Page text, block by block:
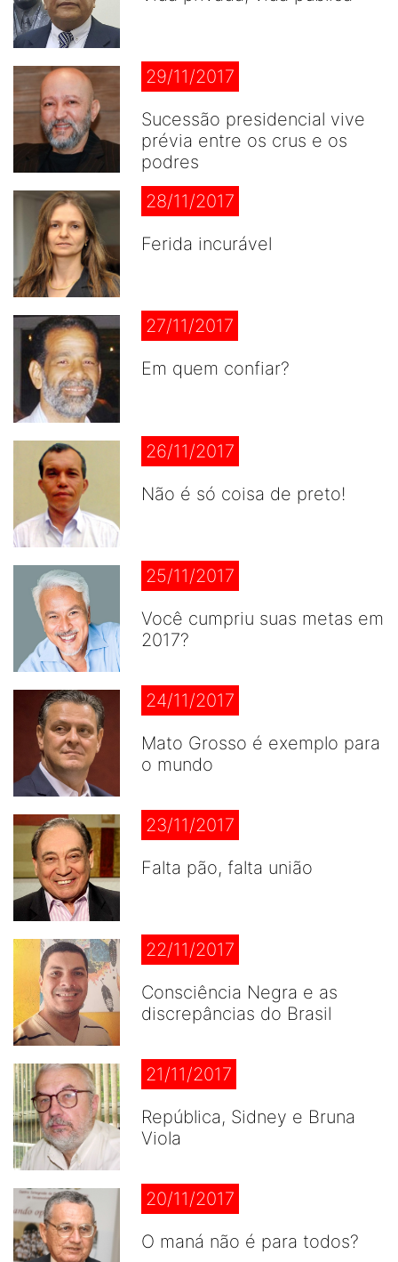
29/11/2017
Sucessão presidencial vive
prévia entre os crus e os
podres
28/11/2017
Ferida incurável
27/11/2017
Em quem confiar?
26/11/2017
Não é só coisa de preto!
25/11/2017
Você cumpriu suas metas em
2017?
24/11/2017
Mato Grosso é exemplo para
o mundo
23/11/2017
Falta pão, falta união
22/11/2017
Consciência Negra e as
discrepâncias do Brasil
21/11/2017
República, Sidney e Bruna
Viola
20/11/2017
O maná não é para todos?